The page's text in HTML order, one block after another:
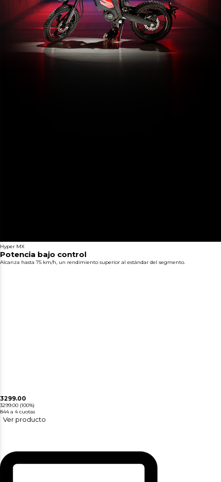
Hyper MX
Potencia bajo control
Alcanza hasta 75 km/h, un rendimiento superior al estándar del segmento.
3299.00
3299.00 (100%)
844 a 4 cuotas
Ver producto